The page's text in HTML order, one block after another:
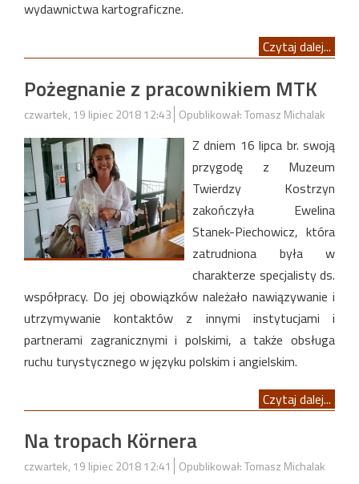
wydawnictwa kartograficzne.
Czytaj dalej...
Pożegnanie z pracownikiem MTK
czwartek, 19 lipiec 2018 12:43 Opublikował: Tomasz Michalak
Z dniem 16 lipca br. swoją
przygodę z Muzeum
Twierdzy Kostrzyn
zakończyła Ewelina
Stanek-Piechowicz, która
zatrudniona była w
charakterze specjalisty ds.
współpracy. Do jej obowiązków należało nawiązywanie i
utrzymywanie kontaktów z innymi instytucjami i
partnerami zagranicznymi i polskimi, a także obsługa
ruchu turystycznego w języku polskim i angielskim.
Czytaj dalej...
Na tropach Körnera
czwartek, 19 lipiec 2018 12:41 Opublikował: Tomasz Michalak